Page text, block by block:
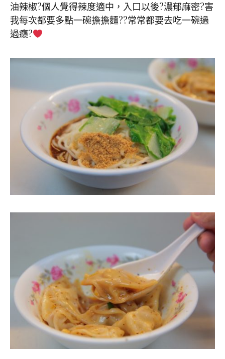
油辣椒?個人覺得辣度適中，入口以後?濃郁麻密?害
我每次都要多點一碗擔擔麵??常常都要去吃一碗過
過癮?